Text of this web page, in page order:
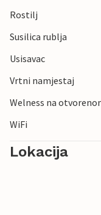
Rostilj
Susilica rublja
Usisavac
Vrtni namjestaj
Welness na
WiFi
Lokacija